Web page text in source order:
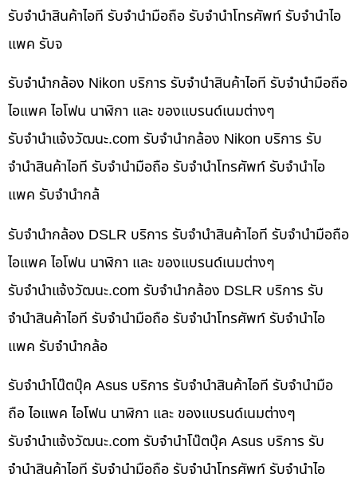
รับจำนำสินค้าไอที รับจำนำมือถือ รับจำนำโทรศัพท์ รับจำนำไอ
แพค รับจ
รับจำนำกล้อง Nikon บริการ รับจำนำสินค้าไอที รับจำนำมือถือ
ไอแพค ไอโฟน นาฬิกา และ ของแบรนด์เนมต่างๆ
รับจํานําแจ้งวัฒนะ.com รับจำนำกล้อง Nikon บริการ รับ
จำนำสินค้าไอที รับจำนำมือถือ รับจำนำโทรศัพท์ รับจำนำไอ
แพค รับจำนำกล้
รับจำนำกล้อง DSLR บริการ รับจำนำสินค้าไอที รับจำนำมือถือ
ไอแพค ไอโฟน นาฬิกา และ ของแบรนด์เนมต่างๆ
รับจํานําแจ้งวัฒนะ.com รับจำนำกล้อง DSLR บริการ รับ
จำนำสินค้าไอที รับจำนำมือถือ รับจำนำโทรศัพท์ รับจำนำไอ
แพค รับจำนำกล้อ
รับจำนำโน๊ตบุ๊ค Asus บริการ รับจำนำสินค้าไอที รับจำนำมือ
ถือ ไอแพค ไอโฟน นาฬิกา และ ของแบรนด์เนมต่างๆ
รับจํานําแจ้งวัฒนะ.com รับจำนำโน๊ตบุ๊ค Asus บริการ รับ
จำนำสินค้าไอที รับจำนำมือถือ รับจำนำโทรศัพท์ รับจำนำไอ